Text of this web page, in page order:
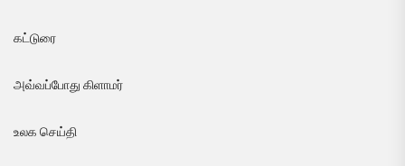
கட்டுரை
அவ்வப்போது கிளாமர்
உலக செய்தி